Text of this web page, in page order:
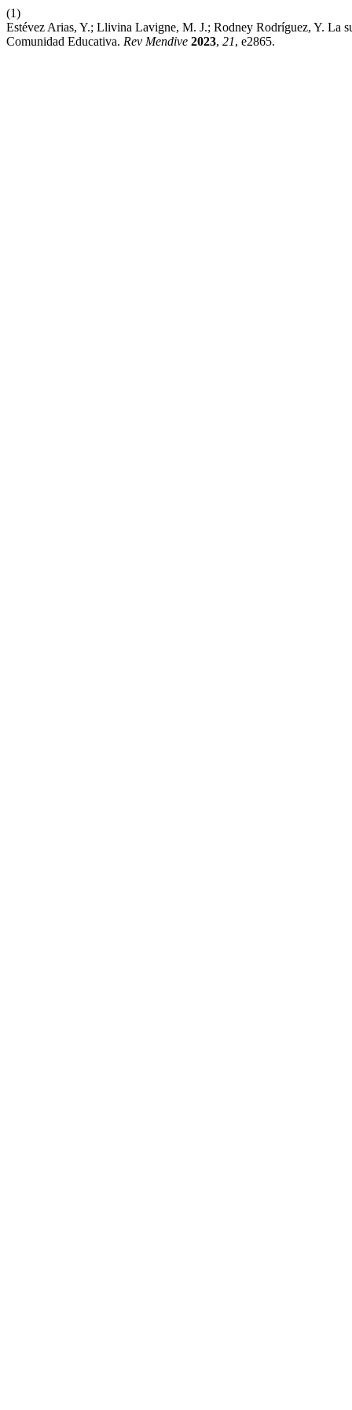
(1)
Estévez Arias, Y.; Llivina Lavigne, M. J.; Rodney Rodríguez, Y. La
Comunidad Educativa. Rev Mendive 2023, 21, e2865.